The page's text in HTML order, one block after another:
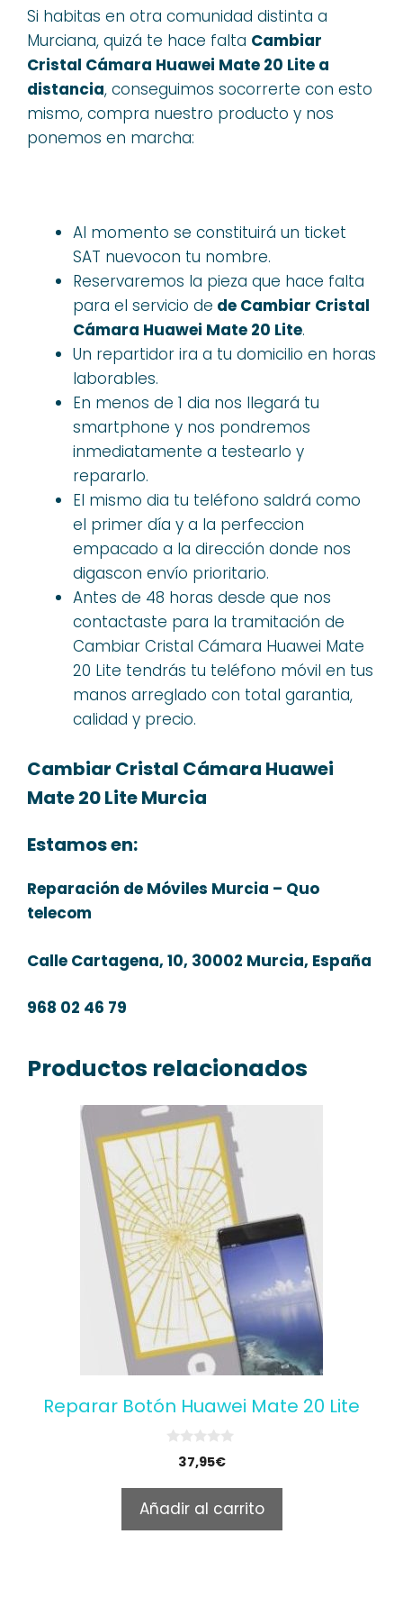
Si habitas en otra comunidad distinta a
Murciana, quizá te hace falta Cambiar
Cristal Cámara Huawei Mate 20 Lite a
distancia, conseguimos socorrerte con esto
mismo, compra nuestro producto y nos
ponemos en marcha:
Al momento se constituirá un ticket
SAT nuevocon tu nombre.
Reservaremos la pieza que hace falta
para el servicio de de Cambiar Cristal
Cámara Huawei Mate 20 Lite.
Un repartidor ira a tu domicilio en horas
laborables.
En menos de 1 dia nos llegará tu
smartphone y nos pondremos
inmediatamente a testearlo y
repararlo.
El mismo dia tu teléfono saldrá como
el primer día y a la perfeccion
empacado a la dirección donde nos
digascon envío prioritario.
Antes de 48 horas desde que nos
contactaste para la tramitación de
Cambiar Cristal Cámara Huawei Mate
20 Lite tendrás tu teléfono móvil en tus
manos arreglado con total garantia,
calidad y precio.
Cambiar Cristal Cámara Huawei
Mate 20 Lite Murcia
Estamos en:
Reparación de Móviles Murcia – Quo
telecom
Calle Cartagena, 10, 30002 Murcia, España
968 02 46 79
Productos relacionados
Reparar Botón Huawei Mate 20 Lite
o
f
5
37,95€
Añadir al carrito